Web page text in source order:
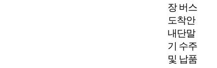
장 버스
도착안
내단말
기 수주
및 납품